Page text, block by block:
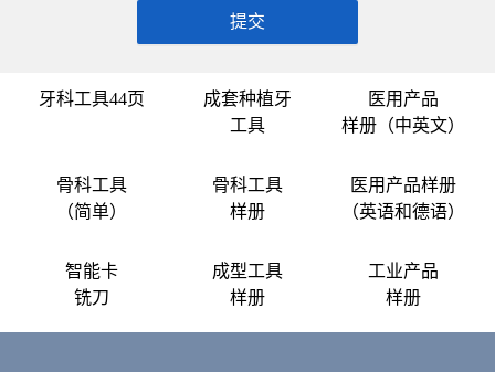
提交
牙科工具44页
成套种植牙
工具
医用产品
样册（中英文）
骨科工具
（简单）
骨科工具
样册
医用产品样册
（英语和德语）
智能卡
铣刀
成型工具
样册
工业产品
样册